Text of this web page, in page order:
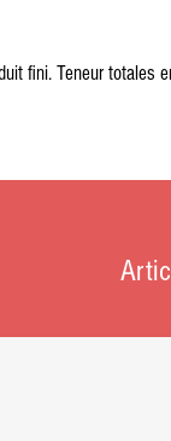
fini. Teneur totales